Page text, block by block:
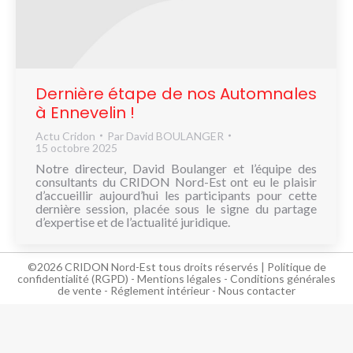
Dernière étape de nos Automnales
à Ennevelin !
Actu Cridon Par David BOULANGER
15 octobre 2025
Notre directeur, David Boulanger et l’équipe des
consultants du CRIDON Nord-Est ont eu le plaisir
d’accueillir aujourd’hui les participants pour cette
dernière session, placée sous le signe du partage
d’expertise et de l’actualité juridique.
©2026 CRIDON Nord-Est tous droits réservés | Politique de
confidentialité (RGPD) - Mentions légales - Conditions générales
de vente - Réglement intérieur - Nous contacter